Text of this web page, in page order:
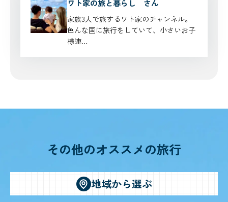
ワト家の旅と暮らし さん
家族3人で旅するワト家のチャンネル。
色んな国に旅行をしていて、小さいお子
様連…
その他のオススメの旅行
地域から選ぶ